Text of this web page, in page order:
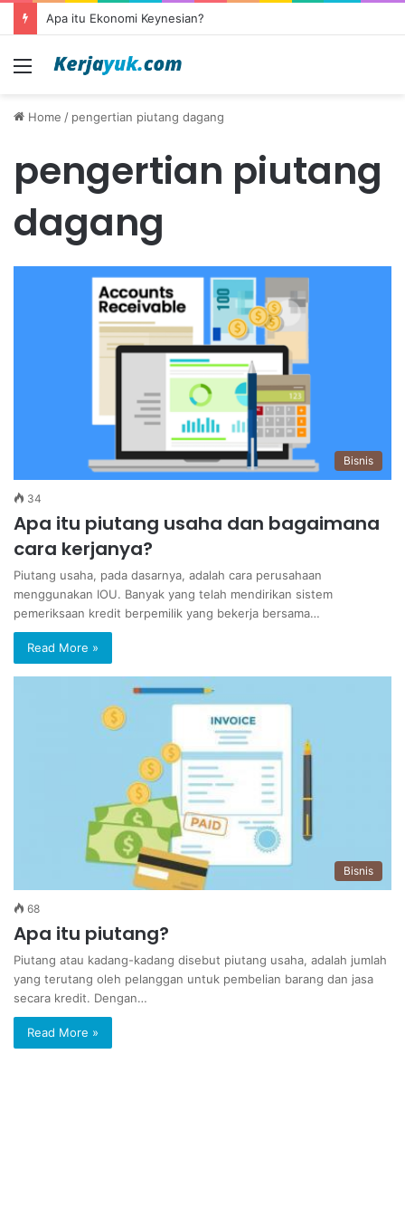
Apa itu Ekonomi Keynesian?
Menu
Home / pengertian piutang dagang
pengertian piutang
dagang
Bisnis
34
Apa itu piutang usaha dan bagaimana
cara kerjanya?
Piutang usaha, pada dasarnya, adalah cara perusahaan
menggunakan IOU. Banyak yang telah mendirikan sistem
pemeriksaan kredit berpemilik yang bekerja bersama…
Read More »
Bisnis
68
Apa itu piutang?
Piutang atau kadang-kadang disebut piutang usaha, adalah jumlah
yang terutang oleh pelanggan untuk pembelian barang dan jasa
secara kredit. Dengan…
Read More »